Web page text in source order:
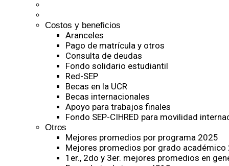
Costos y beneficios
Aranceles
Pago de matrícula y otros
Consulta de deudas
Fondo solidario estudiantil
Red-SEP
Becas en la UCR
Becas internacionales
Apoyo para trabajos finales
Fondo SEP-CIHRED para movilidad
Otros
Mejores promedios por programa 2025
Mejores promedios por grado académico
1er., 2do y 3er. mejores promedios en